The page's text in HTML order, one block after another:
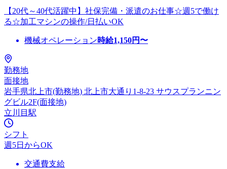
【20代～40代活躍中】社保完備・派遣のお仕事☆週5で働け
る☆加工マシンの操作/日払いOK
機械オペレーション時給1,150円〜
勤務地
面接地
岩手県北上市(勤務地) 北上市大通り1-8-23 サウスプランニン
グビル2F(面接地)
立川目駅
シフト
週5日からOK
交通費支給